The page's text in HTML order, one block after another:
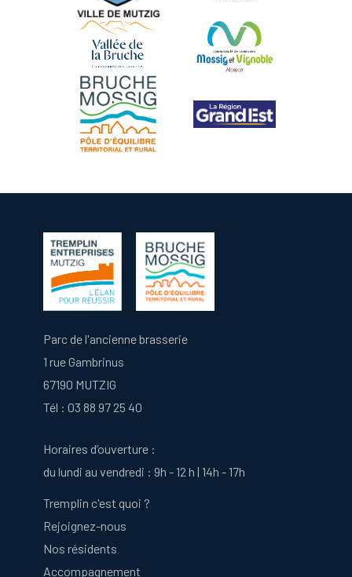
Parc de l'ancienne brasserie
1 rue Gambrinus
67190 MUTZIG
Tél : 03 88 97 25 40
Horaires d’ouverture :
du lundi au vendredi : 9h - 12 h | 14h - 17h
Tremplin c'est quoi ?
Rejoignez-nous
Nos résidents
Accompagnement